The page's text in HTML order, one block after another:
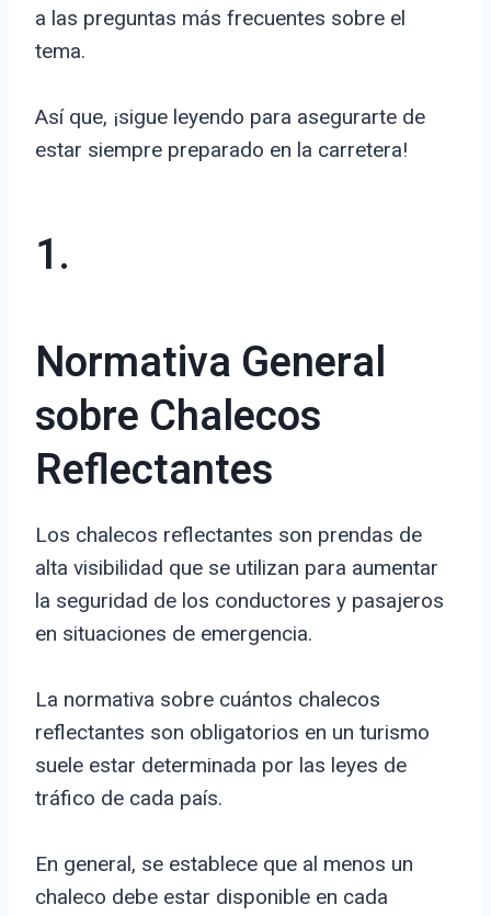
a las preguntas más frecuentes sobre el
tema.
Así que, ¡sigue leyendo para asegurarte de
estar siempre preparado en la carretera!
1.
Normativa General
sobre Chalecos
Reflectantes
Los chalecos reflectantes son prendas de
alta visibilidad que se utilizan para aumentar
la seguridad de los conductores y pasajeros
en situaciones de emergencia.
La normativa sobre cuántos chalecos
reflectantes son obligatorios en un turismo
suele estar determinada por las leyes de
tráfico de cada país.
En general, se establece que al menos un
chaleco debe estar disponible en cada